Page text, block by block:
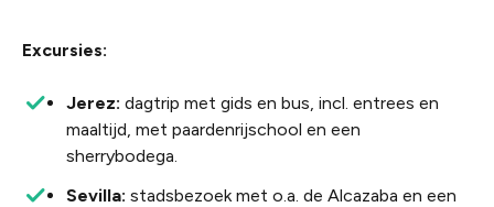
Excursies:
Jerez: dagtrip met gids en bus, incl. entrees en
maaltijd, met paardenrijschool en een
sherrybodega.
Sevilla: stadsbezoek met o.a. de Alcazaba en een